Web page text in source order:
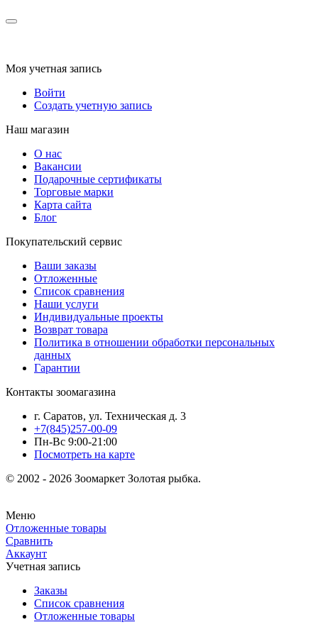
Моя учетная запись
Войти
Создать учетную запись
Наш магазин
О нас
Вакансии
Подарочные сертификаты
Торговые марки
Карта сайта
Блог
Покупательский сервис
Ваши заказы
Отложенные
Список сравнения
Наши услуги
Индивидуальные проекты
Возврат товара
Политика в отношении обработки персональных
данных
Гарантии
Контакты зоомагазина
г. Саратов, ул. Техническая д. 3
+7(845)257-00-09
Пн-Вс 9:00-21:00
Посмотреть на карте
© 2002 - 2026 Зоомаркет Золотая рыбка.
Меню
Отложенные товары
Сравнить
Аккаунт
Учетная запись
Заказы
Список сравнения
Отложенные товары